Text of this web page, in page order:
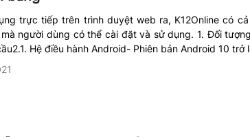
trực tiếp trên trình duyệt web ra, K12Online có
người dùng có thể cài đặt và sử dụng. 1. Đối
Hệ điều hành Android- Phiên bản Android 10 trở